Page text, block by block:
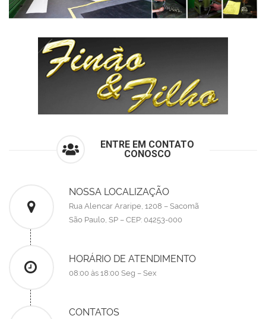
ENTRE EM CONTATO
CONOSCO
NOSSA LOCALIZAÇÃO
Rua Alencar Araripe, 1208 – Sacomã
São Paulo, SP – CEP: 04253-000
HORÁRIO DE ATENDIMENTO
08:00 às 18:00 Seg – Sex
CONTATOS